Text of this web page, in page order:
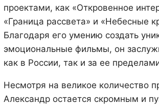
проектами, как «Откровенное
«Граница рассвета» и «Небесные
Благодаря его умению создать
эмоциональные фильмы, он
как в России, так и за ее
Несмотря на великое количество
Александр остается скромным и